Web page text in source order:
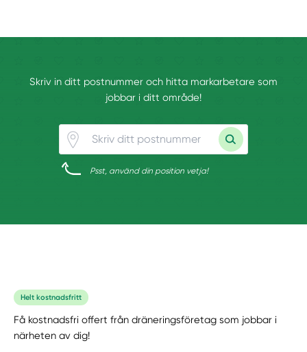
Skriv in ditt postnummer och hitta markarbetare som
jobbar i ditt område!
Psst, använd din position vetja!
Helt kostnadsfritt
Få kostnadsfri offert från dräneringsföretag som jobbar i
närheten av dig!